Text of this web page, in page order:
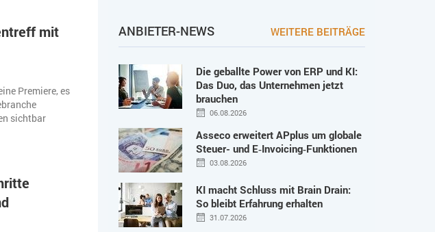
mit
Premiere, es
sichtbar
ANBIETER-NEWS WEITERE BEITRÄGE
Die geballte Power von ERP und KI:
Das Duo, das Unternehmen jetzt
brauchen
06.08.2026
Asseco erweitert APplus um globale
Steuer- und E‑Invoicing‑Funktionen
03.08.2026
KI macht Schluss mit Brain Drain:
So bleibt Erfahrung erhalten
31.07.2026